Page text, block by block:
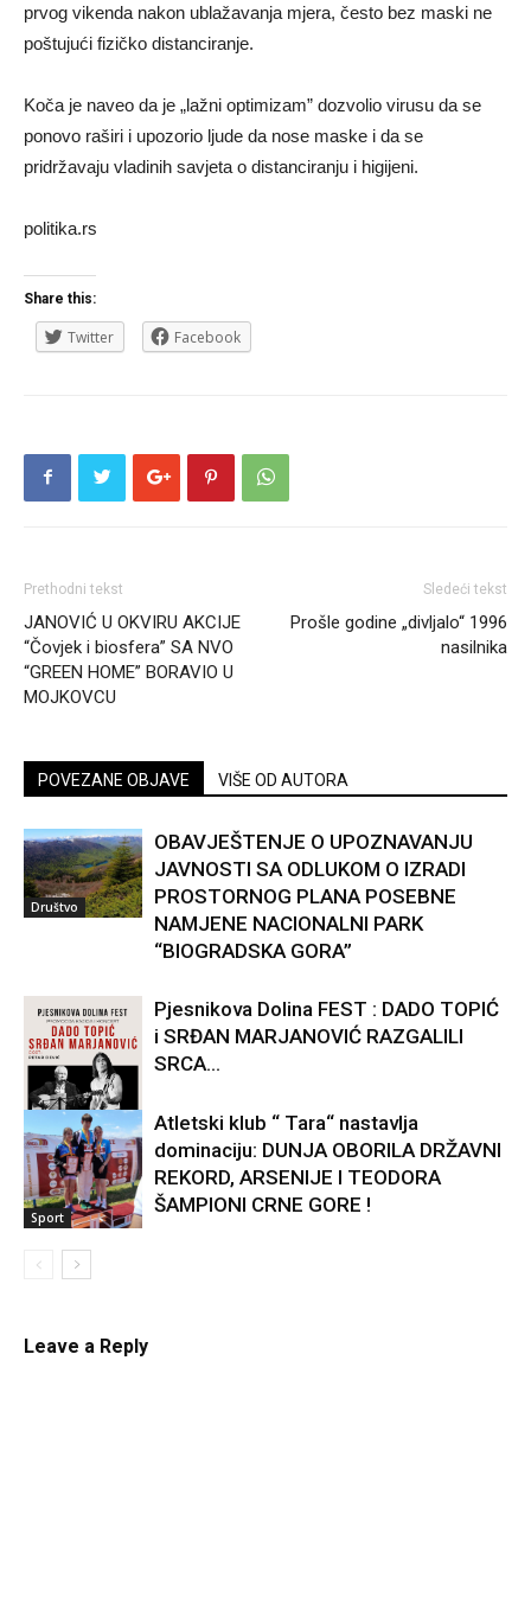
prvog vikenda nakon ublažavanja mjera, često bez maski ne
poštujući fizičko distanciranje.
Koča je naveo da je „lažni optimizam” dozvolio virusu da se
ponovo raširi i upozorio ljude da nose maske i da se
pridržavaju vladinih savjeta o distanciranju i higijeni.
politika.rs
Share this:
Twitter Facebook
Prethodni tekst
JANOVIĆ U OKVIRU AKCIJE
“Čovjek i biosfera” SA NVO
“GREEN HOME” BORAVIO U
MOJKOVCU
Sledeći tekst
Prošle godine „divljalo“ 1996
nasilnika
POVEZANE OBJAVE VIŠE OD AUTORA
Društvo
OBAVJEŠTENJE O UPOZNAVANJU
JAVNOSTI SA ODLUKOM O IZRADI
PROSTORNOG PLANA POSEBNE
NAMJENE NACIONALNI PARK
“BIOGRADSKA GORA”
Kultura
Pjesnikova Dolina FEST : DADO TOPIĆ
i SRĐAN MARJANOVIĆ RAZGALILI
SRCA...
Sport
Atletski klub “ Tara“ nastavlja
dominaciju: DUNJA OBORILA DRŽAVNI
REKORD, ARSENIJE I TEODORA
ŠAMPIONI CRNE GORE !
Leave a Reply